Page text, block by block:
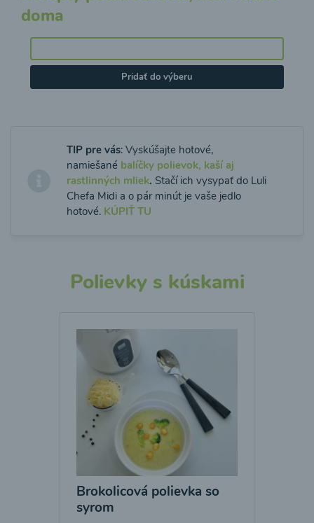
doma
Pridať do výberu
TIP pre vás: Vyskúšajte hotové,
namiešané balíčky polievok, kaší aj
rastlinných mliek. Stačí ich vysypať do Luli
Chefa Midi a o pár minút je vaše jedlo
hotové. KÚPIŤ TU
Polievky s kúskami
Brokolicová polievka so
syrom